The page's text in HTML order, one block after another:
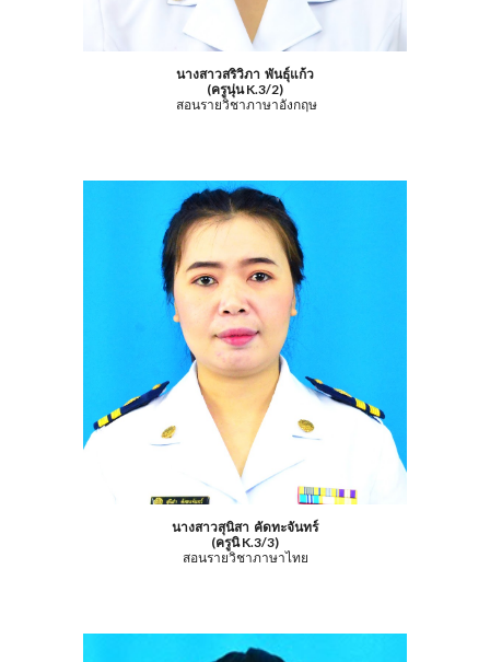
นางสาวสริวิภา พันธุ์แก้ว
(ครูนุ่น K.3/2)
สอนรายวิชาภาษาอังกฤษ
นางสาวสุนิสา คัดทะจันทร์
(ครูนิ K.3/3)
สอนรายวิชาภาษาไทย